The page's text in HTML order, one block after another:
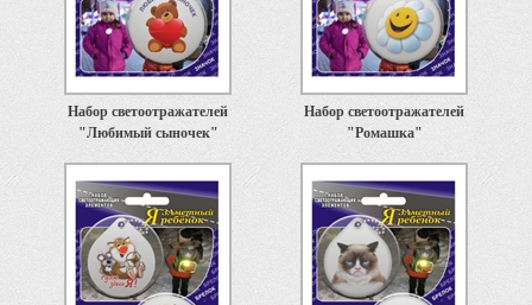
Набор светоотражателей
"Любимый сыночек"
Набор светоотражателей
"Ромашка"